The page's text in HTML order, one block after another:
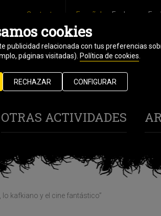
Español Euskara
Contacto
OTRAS ACTIVIDADES
lo kafkiano y el cine fantástico”
cookies
relacionada con tus preferencias
páginas visitadas). Política de cookies
CONFIGURAR
RECHAZAR